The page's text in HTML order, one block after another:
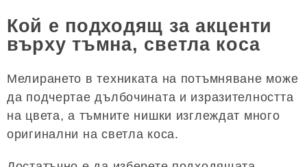
Кой е подходящ за акценти
върху тъмна, светла коса
Мелирането в техниката на потъмняване може
да подчертае дълбочината и изразителността
на цвета, а тъмните нишки изглеждат много
оригинални на светла коса.